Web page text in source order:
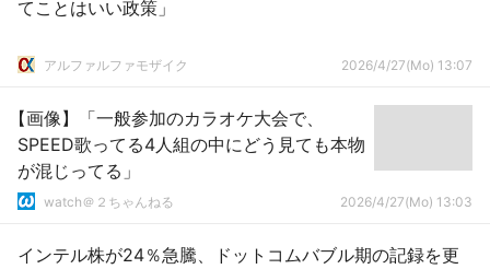
てことはいい政策」
アルファルファモザイク 2026/4/27(Mo) 13:07
【画像】「一般参加のカラオケ大会で、
SPEED歌ってる4人組の中にどう見ても本物
が混じってる」
watch＠２ちゃんねる 2026/4/27(Mo) 13:03
インテル株が24％急騰、ドットコムバブル期の記録を更